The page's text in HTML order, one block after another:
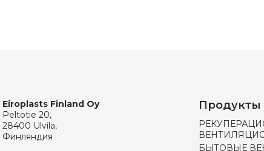
Eiroplasts Finland Oy
Peltotie 20,
28400 Ulvila,
Финляндия
Продукты
БЫТОВЫЕ